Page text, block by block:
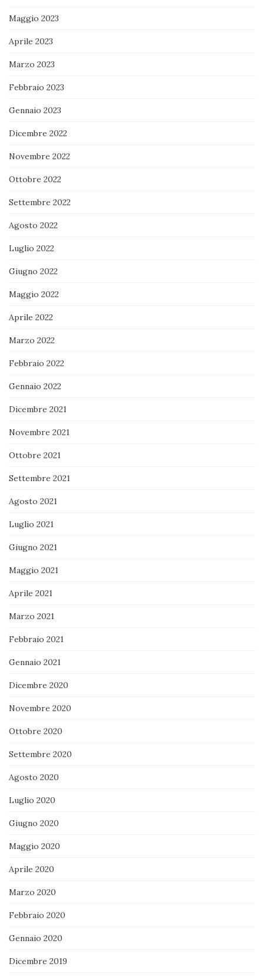
Maggio 2023
Aprile 2023
Marzo 2023
Febbraio 2023
Gennaio 2023
Dicembre 2022
Novembre 2022
Ottobre 2022
Settembre 2022
Agosto 2022
Luglio 2022
Giugno 2022
Maggio 2022
Aprile 2022
Marzo 2022
Febbraio 2022
Gennaio 2022
Dicembre 2021
Novembre 2021
Ottobre 2021
Settembre 2021
Agosto 2021
Luglio 2021
Giugno 2021
Maggio 2021
Aprile 2021
Marzo 2021
Febbraio 2021
Gennaio 2021
Dicembre 2020
Novembre 2020
Ottobre 2020
Settembre 2020
Agosto 2020
Luglio 2020
Giugno 2020
Maggio 2020
Aprile 2020
Marzo 2020
Febbraio 2020
Gennaio 2020
Dicembre 2019